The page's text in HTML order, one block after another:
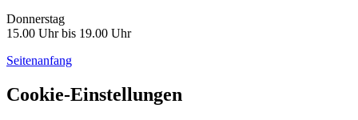
Donnerstag
15.00 Uhr bis 19.00 Uhr
Seitenanfang
Cookie-Einstellungen